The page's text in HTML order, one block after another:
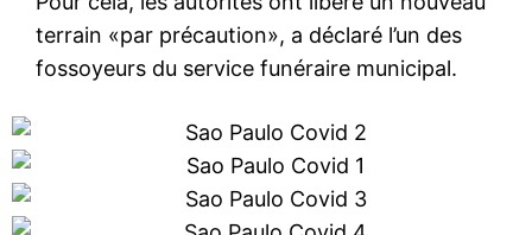
terrain «par précaution», a déclaré l’un des
fossoyeurs du service funéraire municipal.